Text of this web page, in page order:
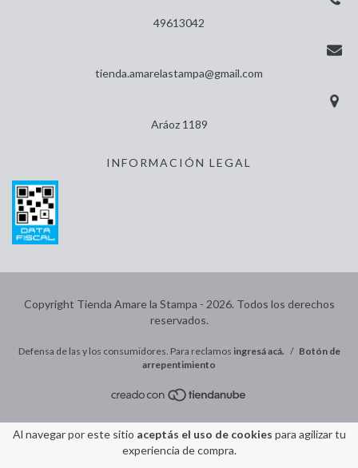
Al navegar por este sitio aceptás el uso de cookies para agilizar tu
experiencia de compra.
49613042
tienda.amarelastampa@gmail.com
Aráoz 1189
INFORMACIÓN LEGAL
Copyright Tienda Amare la Stampa - 2026. Todos los derechos
reservados.
Defensa de las y los consumidores. Para reclamos ingresá acá. / Botón de
arrepentimiento